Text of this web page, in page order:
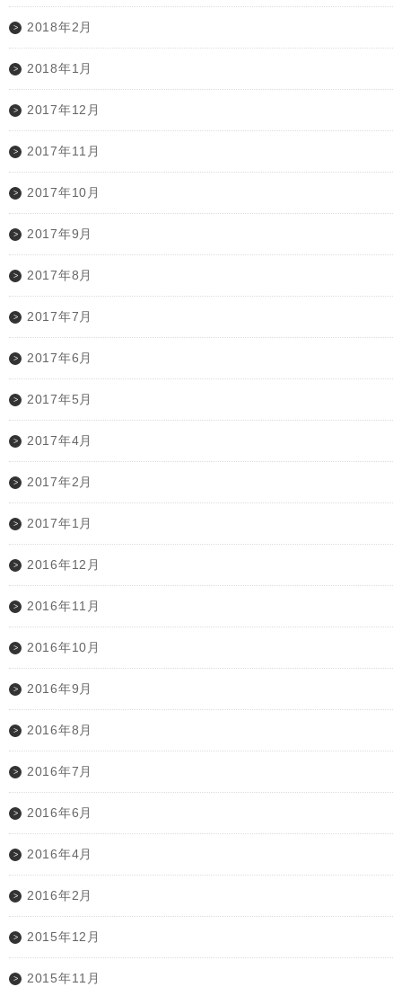
2018年2月
2018年1月
2017年12月
2017年11月
2017年10月
2017年9月
2017年8月
2017年7月
2017年6月
2017年5月
2017年4月
2017年2月
2017年1月
2016年12月
2016年11月
2016年10月
2016年9月
2016年8月
2016年7月
2016年6月
2016年4月
2016年2月
2015年12月
2015年11月